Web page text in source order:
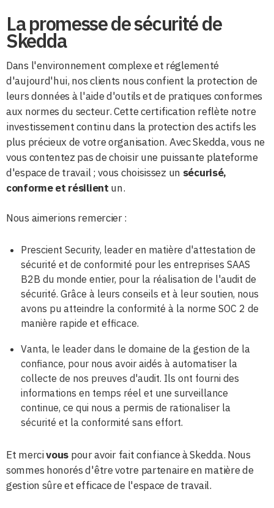
La promesse de sécurité de
Skedda
Dans l'environnement complexe et réglementé
d'aujourd'hui, nos clients nous confient la protection de
leurs données à l'aide d'outils et de pratiques conformes
aux normes du secteur. Cette certification reflète notre
investissement continu dans la protection des actifs les
plus précieux de votre organisation. Avec Skedda, vous ne
vous contentez pas de choisir une puissante plateforme
d'espace de travail ; vous choisissez un sécurisé,
conforme et résilient un.
Nous aimerions remercier :
Prescient Security, leader en matière d'attestation de
sécurité et de conformité pour les entreprises SAAS
B2B du monde entier, pour la réalisation de l'audit de
sécurité. Grâce à leurs conseils et à leur soutien, nous
avons pu atteindre la conformité à la norme SOC 2 de
manière rapide et efficace.
Vanta, le leader dans le domaine de la gestion de la
confiance, pour nous avoir aidés à automatiser la
collecte de nos preuves d'audit. Ils ont fourni des
informations en temps réel et une surveillance
continue, ce qui nous a permis de rationaliser la
sécurité et la conformité sans effort.
Et mercivous pour avoir fait confiance à Skedda. Nous
sommes honorés d'être votre partenaire en matière de
gestion sûre et efficace de l'espace de travail.